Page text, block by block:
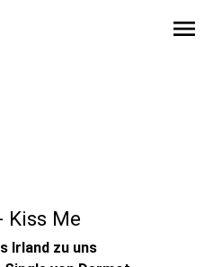
menu
Kiss Me
Irland zu uns